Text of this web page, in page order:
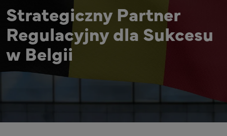
Strategiczny Partner
Regulacyjny dla Sukcesu
w Belgii